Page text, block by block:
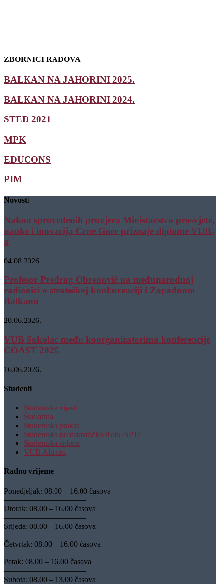
ZBORNICI RADOVA
BALKAN NA JAHORINI 2025.
BALKAN NA JAHORINI 2024.
STED 2021
MPK
EDUCONS
PIM
Novosti
Nakon sprovedenih provjera Ministarstvo prosvjete,
nauke i inovacija Crne Gore priznaje diplome VUB-
a
04.08.2026.
Profesor Predrag Obrenović na međunarodnoj
radionici o strateškoj konkurenciji i Zapadnom
Balkanu
20.06.2026.
VUB Sokolac među koorganizatorima konferencije
COAST 2026
16.06.2026.
Studenti
Studentske vijesti
Školarina
Studentska praksa
Studentsko predstavničko tijelo /SPT/
Studentska anketa
VUB Alumni
Radno vrijeme
Ponedjeljak: 08.00 – 16.00 časova
——————————–
Utorak: 08.00 – 16.00 časova
——————————–
Srijeda: 08.00 – 16.00 časova
——————————–
Četvrtak: 08.00 – 16.00 časova
——————————–
Petak: 08.00 – 16.00 časova
——————————–
Subota: 08.00 – 13.00 časova